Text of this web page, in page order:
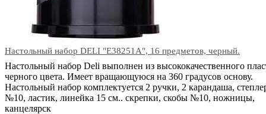
Настольный набор DELI "E38251A", 16 предметов, черный.
Настольный набор Deli выполнен из высококачественного
черного цвета. Имеет вращающуюся на 360 градусов основу.
Настольный набор комплектуется 2 ручки, 2 карандаша,
№10, ластик, линейка 15 см.. скрепки, скобы №10, ножницы,
канцелярск